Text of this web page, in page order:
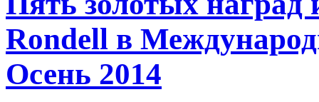
Rondell в
Осень 2014